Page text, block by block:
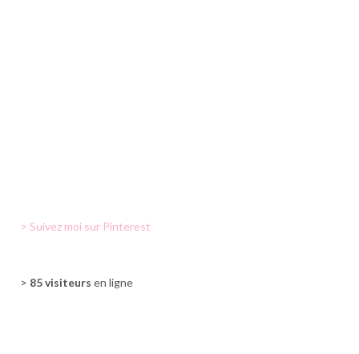
> Suivez moi sur Pinterest
> 85 visiteurs en ligne